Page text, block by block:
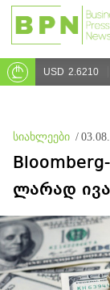
USD 2.6210
სიახლეები /
ლარად